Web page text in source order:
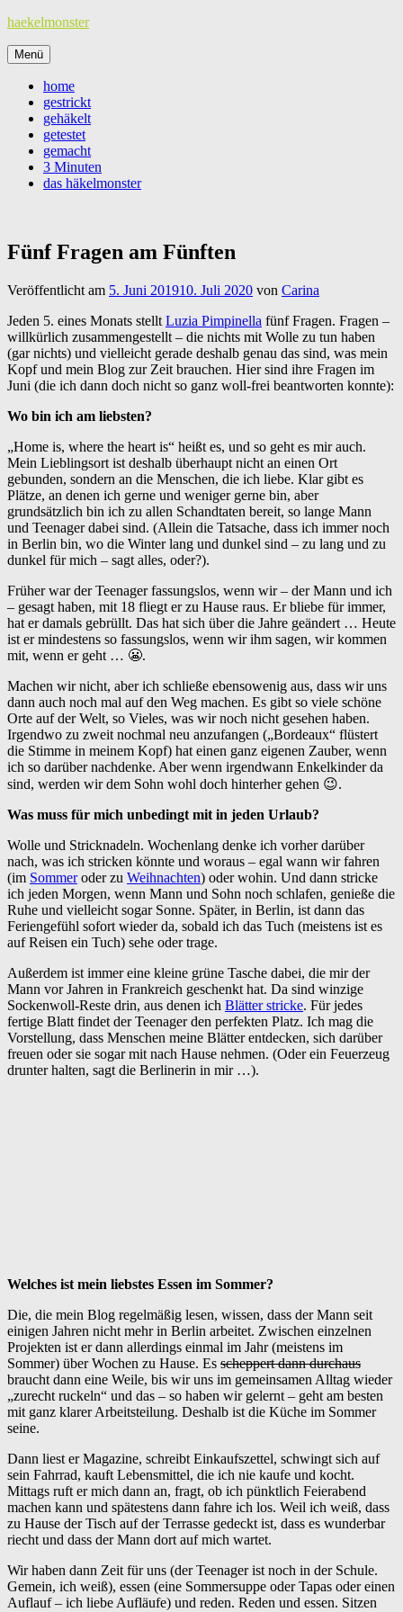
Zum
springen
haekelmonster
Menü
home
gestrickt
gehäkelt
getestet
gemacht
3 Minuten
das häkelmonster
Fünf Fragen am Fünften
Veröffentlicht am 5. Juni 201910. Juli 2020 von Carina
Jeden 5. eines Monats stellt Luzia Pimpinella fünf Fragen. Fragen –
willkürlich zusammengestellt – die nichts mit Wolle zu tun haben
(gar nichts) und vielleicht gerade deshalb genau das sind, was mein
Kopf und mein Blog zur Zeit brauchen. Hier sind ihre Fragen im
Juni (die ich dann doch nicht so ganz woll-frei beantworten konnte):
Wo bin ich am liebsten?
„Home is, where the heart is“ heißt es, und so geht es mir auch.
Mein Lieblingsort ist deshalb überhaupt nicht an einen Ort
gebunden, sondern an die Menschen, die ich liebe. Klar gibt es
Plätze, an denen ich gerne und weniger gerne bin, aber
grundsätzlich bin ich zu allen Schandtaten bereit, so lange Mann
und Teenager dabei sind. (Allein die Tatsache, dass ich immer noch
in Berlin bin, wo die Winter lang und dunkel sind – zu lang und zu
dunkel für mich – sagt alles, oder?).
Früher war der Teenager fassungslos, wenn wir – der Mann und ich
– gesagt haben, mit 18 fliegt er zu Hause raus. Er bliebe für immer,
hat er damals gebrüllt. Das hat sich über die Jahre geändert … Heute
ist er mindestens so fassungslos, wenn wir ihm sagen, wir kommen
mit, wenn er geht … 😬.
Machen wir nicht, aber ich schließe ebensowenig aus, dass wir uns
dann auch noch mal auf den Weg machen. Es gibt so viele schöne
Orte auf der Welt, so Vieles, was wir noch nicht gesehen haben.
Irgendwo zu zweit nochmal neu anzufangen („Bordeaux“ flüstert
die Stimme in meinem Kopf) hat einen ganz eigenen Zauber, wenn
ich so darüber nachdenke. Aber wenn irgendwann Enkelkinder da
sind, werden wir dem Sohn wohl doch hinterher gehen 😉.
Was muss für mich unbedingt mit in jeden Urlaub?
Wolle und Stricknadeln. Wochenlang denke ich vorher darüber
nach, was ich stricken könnte und woraus – egal wann wir fahren
(im Sommeroder zu Weihnachten) oder wohin. Und dann stricke
ich jeden Morgen, wenn Mann und Sohn noch schlafen, genieße die
Ruhe und vielleicht sogar Sonne. Später, in Berlin, ist dann das
Feriengefühl sofort wieder da, sobald ich das Tuch (meistens ist es
auf Reisen ein Tuch) sehe oder trage.
Außerdem ist immer eine kleine grüne Tasche dabei, die mir der
Mann vor Jahren in Frankreich geschenkt hat. Da sind winzige
Sockenwoll-Reste drin, aus denen ich Blätter stricke. Für jedes
fertige Blatt findet der Teenager den perfekten Platz. Ich mag die
Vorstellung, dass Menschen meine Blätter entdecken, sich darüber
freuen oder sie sogar mit nach Hause nehmen. (Oder ein Feuerzeug
drunter halten, sagt die Berlinerin in mir …).
Welches ist mein liebstes Essen im Sommer?
Die, die mein Blog regelmäßig lesen, wissen, dass der Mann seit
einigen Jahren nicht mehr in Berlin arbeitet. Zwischen einzelnen
Projekten ist er dann allerdings einmal im Jahr (meistens im
Sommer) über Wochen zu Hause. Es scheppert dann durchaus
braucht dann eine Weile, bis wir uns im gemeinsamen Alltag wieder
„zurecht ruckeln“ und das – so haben wir gelernt – geht am besten
mit ganz klarer Arbeitsteilung. Deshalb ist die Küche im Sommer
seine.
Dann liest er Magazine, schreibt Einkaufszettel, schwingt sich auf
sein Fahrrad, kauft Lebensmittel, die ich nie kaufe und kocht.
Mittags ruft er mich dann an, fragt, ob ich pünktlich Feierabend
machen kann und spätestens dann fahre ich los. Weil ich weiß, dass
zu Hause der Tisch auf der Terrasse gedeckt ist, dass es wunderbar
riecht und dass der Mann dort auf mich wartet.
Wir haben dann Zeit für uns (der Teenager ist noch in der Schule.
Gemein, ich weiß), essen (eine Sommersuppe oder Tapas oder einen
Auflauf – ich liebe Aufläufe) und reden. Reden und essen. Sitzen